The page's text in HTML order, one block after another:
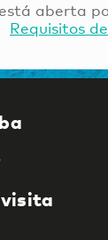
aberta
Requisitos
visita